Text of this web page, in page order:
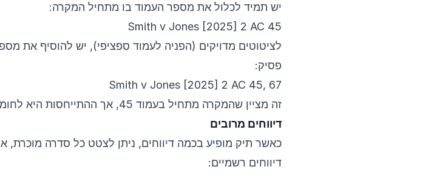
יש תמיד לכלול את מספר העמוד בו מתחיל המקרה:
Smith v Jones [2025] 2 AC 45
לציטוטים מדויקים (הפניה לעמוד ספציפי), יש להוסיף את
פסיק:
Smith v Jones [2025] 2 AC 45, 67
זה מציין שהמקרה מתחיל בעמוד 45, אך ההתייחסות היא לחומר בעמוד 67.
דיווחים מרובים
כאשר תיק מופיע בכמה דיווחים, ניתן לצטט כל סדרה מוכרת,
דיווחים רשמיים: